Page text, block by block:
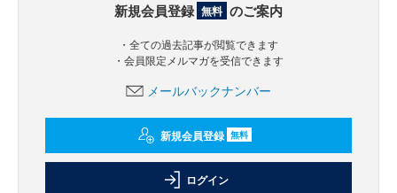
新規会員登録 無料 のご案内
・全ての過去記事が閲覧できます
・会員限定メルマガを受信できます
メールバックナンバー
新規会員登録 無料
ログイン